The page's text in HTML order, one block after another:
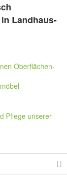
Landhaus-
Oberflächen-
Pflege unserer